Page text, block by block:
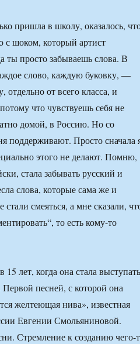
пришла в школу, оказалось,
с шоком, который артист
ты просто забываешь слова. В
слово, каждую буковку, —
от всего класса, и
что чувствуешь себя не
домой, в Россию. Но со
поддерживают. Просто сначала
этого не делают. Помню,
стала забывать русский и
слова, которые сама же и
смеяться, а мне сказали,
то есть кому-то
лет, когда она стала выступать
песней, с которой она
желтеющая нива», известная
Евгении Смольяниновой.
Стремление к созданию чего-